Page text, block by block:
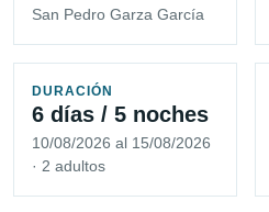
San Pedro Garza García
DURACIÓN
6 días / 5 noches
10/08/2026 al 15/08/2026
· 2 adultos